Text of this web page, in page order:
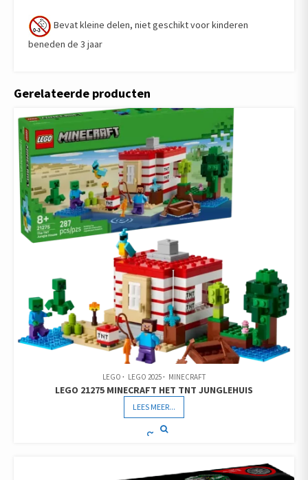
Bevat kleine delen, niet geschikt voor kinderen
beneden de 3 jaar
Gerelateerde producten
LEGO LEGO 2025 MINECRAFT
LEGO 21275 MINECRAFT HET TNT JUNGLEHUIS
LEES MEER...